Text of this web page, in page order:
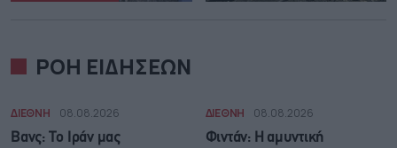
ΡΟΗ ΕΙΔΗΣΕΩΝ
ΔΙΕΘΝΗ 08.08.2026
Βανς: Το Ιράν μας
ΔΙΕΘΝΗ 08.08.2026
Φιντάν: Η αμυντική